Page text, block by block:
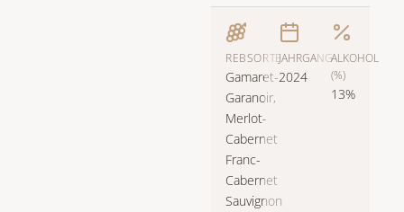
REBSORTE
Gamaret-
Garanoir,
Merlot-
Cabernet
Franc-
Cabernet
Sauvignon
JAHRGANG
2024
ALKOHOL
(%)
13%